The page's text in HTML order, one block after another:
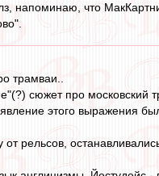
напоминаю, что
трамваи..
сюжет про московский
этого выражения
рельсов,